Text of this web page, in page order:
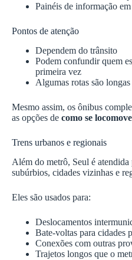
Painéis de informação
Pontos de atenção
Dependem do trânsito
Podem confundir quem
primeira vez
Algumas rotas são longas
Mesmo assim, os ônibus
as opções de como se
Trens urbanos e regionais
Além do metrô, Seul é atendida
subúrbios, cidades vizinhas e
Eles são usados para:
Deslocamentos
Bate-voltas para cidades
Conexões com outras
Trajetos longos que o